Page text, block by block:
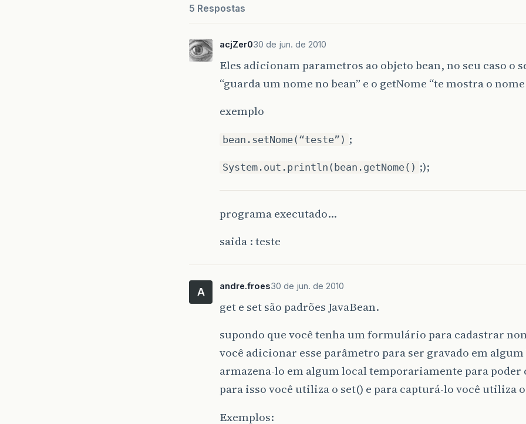
5 Respostas
acjZer030 de jun. de 2010
Eles adicionam parametros ao objeto bean, no seu caso o
“guarda um nome no bean” e o getNome “te mostra o nome
exemplo
bean.setNome(“teste”) ;
System.out.println(bean.getNome() ;);
programa executado…
saida : teste
A andre.froes30 de jun. de 2010
get e set são padrões JavaBean.
supondo que você tenha um formulário para cadastrar
você adicionar esse parâmetro para ser gravado em
armazena-lo em algum local temporariamente para poder
para isso você utiliza o set() e para capturá-lo você utiliza
Exemplos: